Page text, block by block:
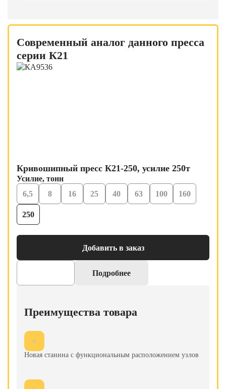
Современный аналог данного пресса
серии К21
Кривошипный пресс К21-250, усилие 250т
Усилие, тонн
6,5
8 16 25 40 63 100 160
250
Добавить в заказ
Подробнее
Преимущества товара
Новая станина с функциональным расположением узлов